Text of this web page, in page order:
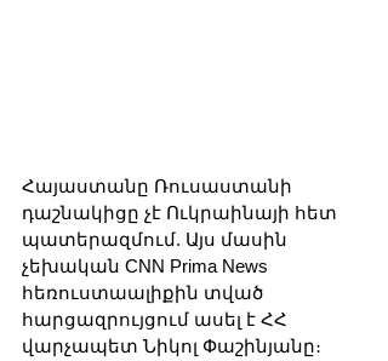
Հայաստանը Ռուսաստանի
դաշնակիցը չէ Ուկրաինայի հետ
պատերազմում. Այս մասին
չեխական CNN Prima News
հեռուստաալիքին տված
հարցազրույցում ասել է ՀՀ
վարչապետ Նիկոլ Փաշինյանը։